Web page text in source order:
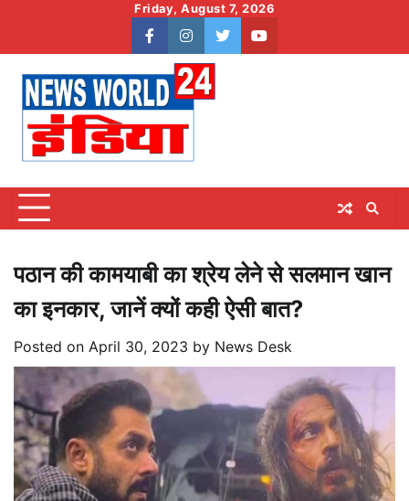
content
Friday, August 7, 2026
facebookinstagram
twitteryoutube
पठान की कामयाबी का श्रेय लेने से सलमान खान
का इनकार, जानें क्यों कही ऐसी बात?
Posted on April 30, 2023 by News Desk